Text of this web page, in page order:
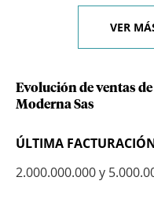
VER
Evolución de ventas
Moderna Sas
ÚLTIMA
2.000.000.000 y